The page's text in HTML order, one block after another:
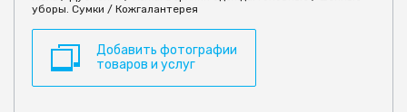
уборы. Сумки / Кожгалантерея
Добавить фотографии
товаров и услуг